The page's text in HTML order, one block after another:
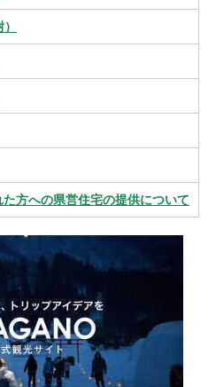
方への県営住宅の提供について